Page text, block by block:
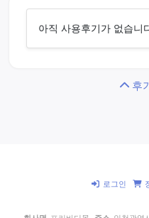
아직 사용후기가 없습니
후
로그인